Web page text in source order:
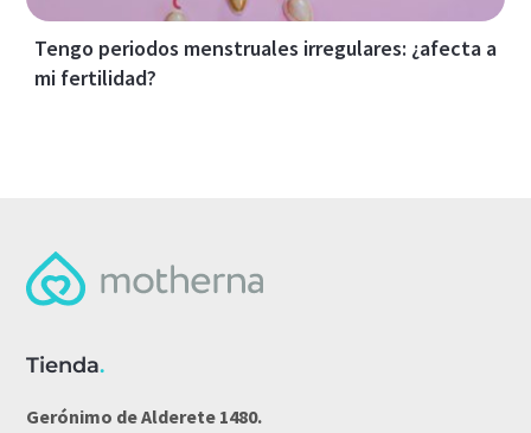
Tengo periodos menstruales irregulares: ¿afecta a
mi fertilidad?
Tienda.
Gerónimo de Alderete 1480.